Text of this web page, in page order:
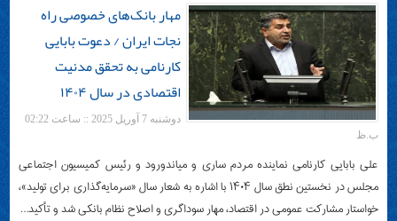
مهار بانک‌های خصوصی راه
نجات ایران / دعوت بابایی
کارنامی به تحقق مدنیت
اقتصادی در سال ۱۴۰۴
دوشنبه 7 آوریل 2025 :: ساعت 02:22
ب.ظ
علی بابایی کارنامی نماینده مردم ساری و میاندورود و رئیس کمیسیون اجتماعی
مجلس در نخستین نطق سال ۱۴۰۴ با اشاره به شعار سال «سرمایه‌گذاری برای تولید»،
خواستار مشارکت عمومی در اقتصاد، مهار سوداگری و اصلاح نظام بانکی شد و تأکید…